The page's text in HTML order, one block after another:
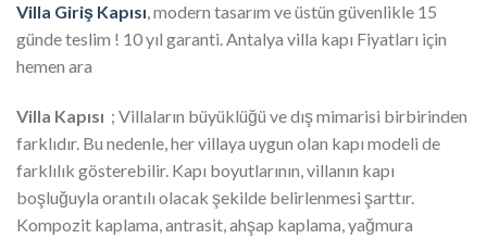
Villa Giriş Kapısı, modern tasarım ve üstün güvenlikle 15
günde teslim ! 10 yıl garanti. Antalya villa kapı Fiyatları için
hemen ara
Villa Kapısı ; Villaların büyüklüğü ve dış mimarisi birbirinden
farklıdır. Bu nedenle, her villaya uygun olan kapı modeli de
farklılık gösterebilir. Kapı boyutlarının, villanın kapı
boşluğuyla orantılı olacak şekilde belirlenmesi şarttır.
Kompozit kaplama, antrasit, ahşap kaplama, yağmura